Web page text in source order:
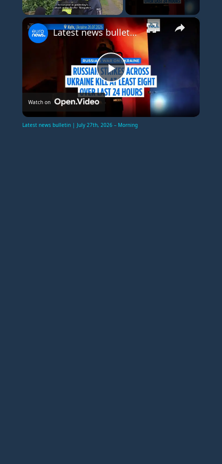
×
P
Latest news bulletin | July 27th, 2026 – Morning
Watch on
Latest news bulletin | July 27th, 2026 – Morning